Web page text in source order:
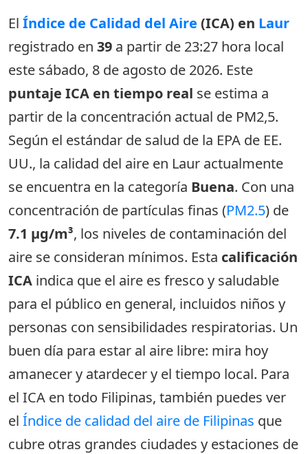
El Índice de Calidad del Aire (ICA) en Laur
registrado en 39 a partir de 23:27 hora local
este sábado, 8 de agosto de 2026. Este
puntaje ICA en tiempo real se estima a
partir de la concentración actual de PM2,5.
Según el estándar de salud de la EPA de EE.
UU., la calidad del aire en Laur actualmente
se encuentra en la categoría Buena. Con una
concentración de partículas finas (PM2.5) de
7.1 µg/m³, los niveles de contaminación del
aire se consideran mínimos. Esta calificación
ICA indica que el aire es fresco y saludable
para el público en general, incluidos niños y
personas con sensibilidades respiratorias. Un
buen día para estar al aire libre: mira hoy
amanecer y atardecer y el tiempo local. Para
el ICA en todo Filipinas, también puedes ver
el Índice de calidad del aire de Filipinas que
cubre otras grandes ciudades y estaciones de